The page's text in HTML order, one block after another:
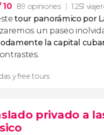
10 89 opiniones 1.251
tour panorámico por
un paseo
la capital
y free tours
privado a